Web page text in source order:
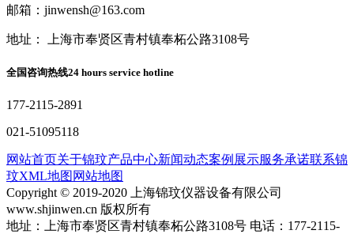
邮箱：jinwensh@163.com
地址： 上海市奉贤区青村镇奉柘公路3108号
全国咨询热线24 hours service hotline
177-2115-2891
021-51095118
网站首页关于锦玟产品中心新闻动态案例展示服务承诺联系锦
玟XML地图 网站地图
Copyright © 2019-2020 上海锦玟仪器设备有限公司
www.shjinwen.cn 版权所有
地址：上海市奉贤区青村镇奉柘公路3108号 电话：177-2115-